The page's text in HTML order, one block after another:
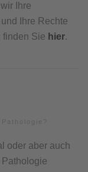
Ihre
Ihre Rechte
finden Sie hier.
oder aber auch